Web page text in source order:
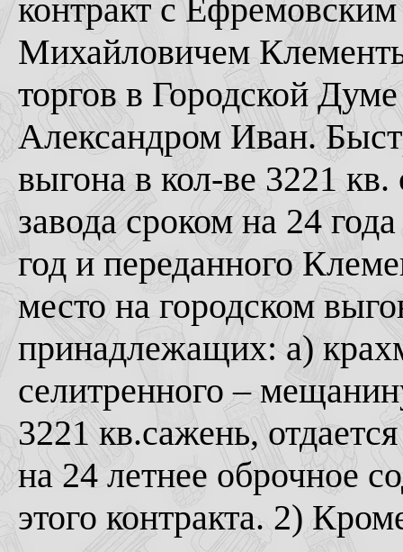
контракт с
Михайловичем
торгов в Городской
Александром Иван.
выгона в кол-ве 3221
завода сроком на 24
год и переданного
место на городском
принадлежащих: а)
селитренного –
3221 кв.сажень,
на 24 летнее оброчное
этого контракта. 2)